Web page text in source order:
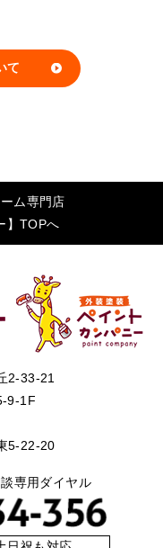
て
ム専門店
】TOPへ
2-33-21
9-1F
5-22-20
専用ダイヤル